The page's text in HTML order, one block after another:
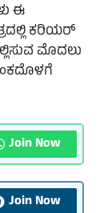
ಈ
ಕರಿಯರ್
ಮೊದಲು
Join Now
Join Now